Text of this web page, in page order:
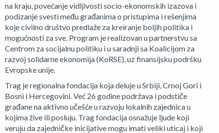
na kraju, povećanje vidljivosti socio-ekonomskih izazova i
podizanje svesti među građanima o pristupima i rešenjima
koje civilno društvo predlaže za kreiranje boljih politika i
mogućnosti za sve. Program je realizovan u partnerstvu sa
Centrom za socijalnu politiku i u saradnji sa Koalicijom za
razvoj solidarne ekonomija (KoRSE), uz finansijsku podršku
Evropske unije.
Trag je regionalna fondacija koja deluje u Srbiji, Crnoj Gori i
Bosni i Hercegovini. Već 26 godine podržava i podstiče
građane na aktivno učešće u razvoju lokalnih zajednica u
kojima žive ili posluju. Trag fondacija osnažuje ljude koji
veruju da zajedničke inicijative mogu imati veliki uticaj i koji